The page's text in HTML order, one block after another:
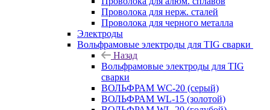
Проволока для нерж. сталей
Проволока для черного металла
Электроды
Вольфрамовые электроды для TIG сварки
Назад
Вольфрамовые электроды для TIG
сварки
ВОЛЬФРАМ WC-20 (серый)
ВОЛЬФРАМ WL-15 (золотой)